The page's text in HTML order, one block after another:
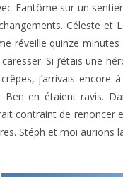
Fantôme sur un
Céleste et
réveille quinze
Si j’étais une
j’arrivais encore
Ben en étaient ravis.
contraint de renoncer
Stéph et moi aurions